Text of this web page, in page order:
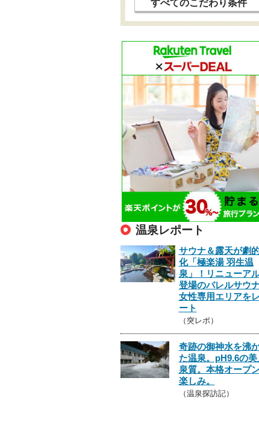
すべてのこだわり条件
温泉レポート
サウナ＆露天が劇
化「極楽湯 羽生温
泉」！リニューア
登場のバレルサウ
女性専用エリアを
ート
（突レポ）
奇跡の御神水を沸
た温泉。pH9.6の美
泉質。本格オープ
楽しみ。
（温泉探訪記）